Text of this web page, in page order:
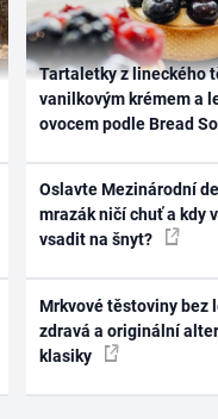
Tartaletky z lineckého
vanilkovým krémem a
ovocem podle Bread
Oslavte Mezinárodní
mrazák ničí chuť a kdy
vsadit na šnyt?
Mrkvové těstoviny bez
zdravá a originální
klasiky